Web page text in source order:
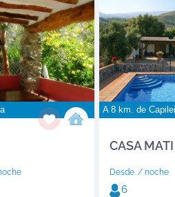
A 8 km. de
CASA MATI
Desde / noche
6